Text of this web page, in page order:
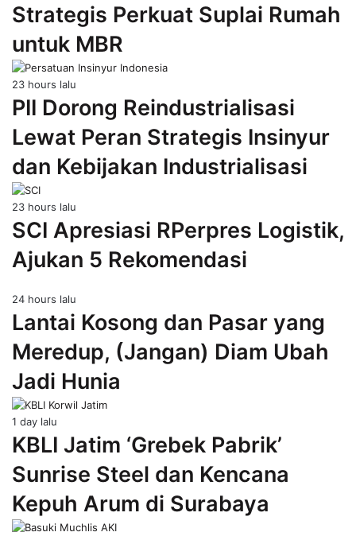
Strategis Perkuat Suplai Rumah
untuk MBR
23 hours lalu
PII Dorong Reindustrialisasi
Lewat Peran Strategis Insinyur
dan Kebijakan Industrialisasi
23 hours lalu
SCI Apresiasi RPerpres Logistik,
Ajukan 5 Rekomendasi
24 hours lalu
Lantai Kosong dan Pasar yang
Meredup, (Jangan) Diam Ubah
Jadi Hunia
1 day lalu
KBLI Jatim ‘Grebek Pabrik’
Sunrise Steel dan Kencana
Kepuh Arum di Surabaya